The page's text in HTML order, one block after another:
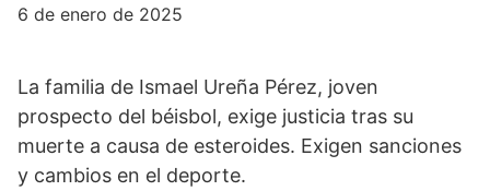
6 de enero de 2025
La familia de Ismael Ureña Pérez, joven
prospecto del béisbol, exige justicia tras su
muerte a causa de esteroides. Exigen sanciones
y cambios en el deporte.